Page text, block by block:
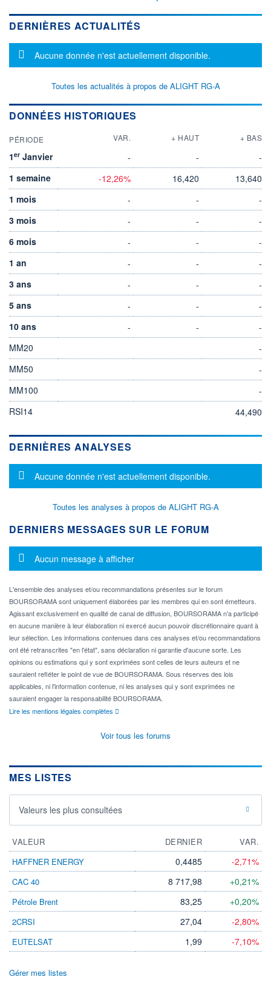
DERNIÈRES ACTUALITÉS
Message d'information
Aucune donnée n'est actuellement disponible.
Toutes les actualités à propos de ALIGHT RG-A
DONNÉES HISTORIQUES
PÉRIODE VAR. + HAUT + BAS
1er Janvier - -
-
1 semaine
-12,26% 16,420
13,640
1 mois
- -
-
3 mois
- -
-
6 mois
- -
-
1 an
- -
-
3 ans
- -
-
5 ans
- -
-
10 ans
- -
-
MM20
-
MM50
-
MM100
-
RSI14
44,490
DERNIÈRES ANALYSES
Message d'information
Aucune donnée n'est actuellement disponible.
Toutes les analyses à propos de ALIGHT RG-A
DERNIERS MESSAGES SUR LE FORUM
Message d'information
Aucun message à afficher
L'ensemble des analyses et/ou recommandations présentes sur le forum
BOURSORAMA sont uniquement élaborées par les membres qui en sont émetteurs.
Agissant exclusivement en qualité de canal de diffusion, BOURSORAMA n'a participé
en aucune manière à leur élaboration ni exercé aucun pouvoir discrétionnaire quant à
leur sélection. Les informations contenues dans ces analyses et/ou recommandations
ont été retranscrites "en l'état", sans déclaration ni garantie d'aucune sorte. Les
opinions ou estimations qui y sont exprimées sont celles de leurs auteurs et ne
sauraient refléter le point de vue de BOURSORAMA. Sous réserves des lois
applicables, ni l'information contenue, ni les analyses qui y sont exprimées ne
sauraient engager la responsabilité BOURSORAMA.
Lire les mentions légales complètes
Voir tous les forums
MES LISTES
Valeurs les plus consultées
VALEUR DERNIER
VAR.
HAFFNER ENERGY
0,4485 -2,71%
CAC 40 8 717,98 +0,21%
Pétrole Brent 83,25 +0,20%
2CRSI 27,04 -2,80%
EUTELSAT 1,99 -7,10%
Gérer mes listes